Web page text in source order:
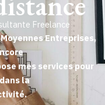
Freelance
Entreprises,
mes services pour
la